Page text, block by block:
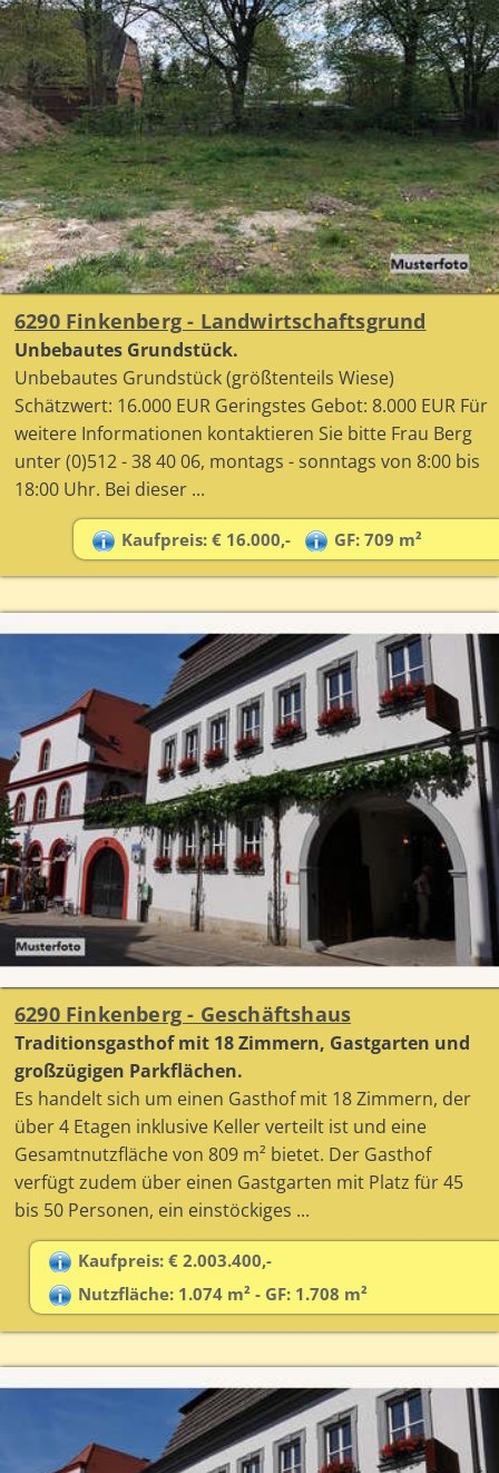
6290 Finkenberg - Landwirtschaftsgrund
Unbebautes Grundstück.
Unbebautes Grundstück (größtenteils Wiese)
Schätzwert: 16.000 EUR Geringstes Gebot: 8.000 EUR Für
weitere Informationen kontaktieren Sie bitte Frau Berg
unter (0)512 - 38 40 06, montags - sonntags von 8:00 bis
18:00 Uhr. Bei dieser ...
Kaufpreis: € 16.000,- GF: 709 m²
6290 Finkenberg - Geschäftshaus
Traditionsgasthof mit 18 Zimmern, Gastgarten und
großzügigen Parkflächen.
Es handelt sich um einen Gasthof mit 18 Zimmern, der
über 4 Etagen inklusive Keller verteilt ist und eine
Gesamtnutzfläche von 809 m² bietet. Der Gasthof
verfügt zudem über einen Gastgarten mit Platz für 45
bis 50 Personen, ein einstöckiges ...
Kaufpreis: € 2.003.400,-
Nutzfläche: 1.074 m² - GF: 1.708 m²